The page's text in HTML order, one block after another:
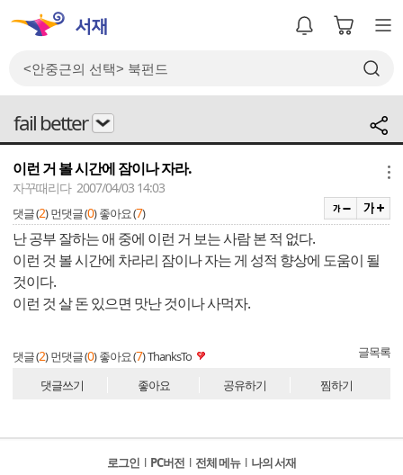
fail better
이런 거 볼 시간에 잠이나 자라.
자꾸때리다 2007/04/03 14:03
댓글 (2) 먼댓글 (0) 좋아요 (7)
난 공부 잘하는 애 중에 이런 거 보는 사람 본 적 없다.
이런 것 볼 시간에 차라리 잠이나 자는 게 성적 향상에 도움이 될
것이다.
이런 것 살 돈 있으면 맛난 것이나 사먹자.
댓글 (2) 먼댓글 (0) 좋아요 (7)ThanksTo 글목록
댓글쓰기 좋아요 공유하기 찜하기
로그인 l PC버전 l 전체 메뉴 l 나의 서재